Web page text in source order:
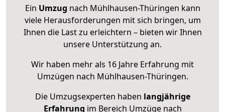
Ein Umzug nach Mühlhausen-Thüringen kann
viele Herausforderungen mit sich bringen, um
Ihnen die Last zu erleichtern – bieten wir Ihnen
unsere Unterstützung an.
Wir haben mehr als 16 Jahre Erfahrung mit
Umzügen nach Mühlhausen-Thüringen.
Die Umzugsexperten haben langjährige
Erfahrung im Bereich Umzüge nach